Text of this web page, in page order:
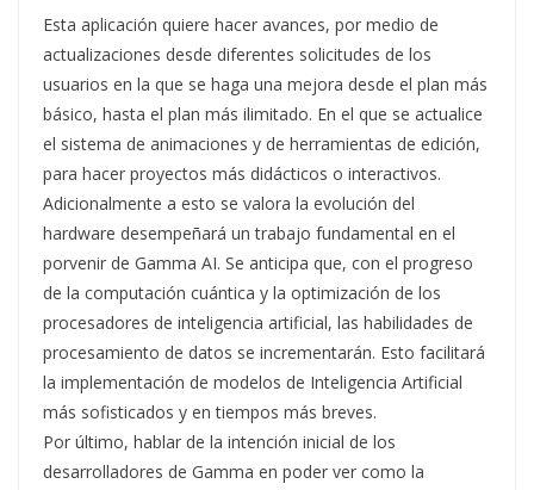
Esta aplicación quiere hacer avances, por medio de
actualizaciones desde diferentes solicitudes de los
usuarios en la que se haga una mejora desde el plan más
básico, hasta el plan más ilimitado. En el que se actualice
el sistema de animaciones y de herramientas de edición,
para hacer proyectos más didácticos o interactivos.
Adicionalmente a esto se valora la evolución del
hardware desempeñará un trabajo fundamental en el
porvenir de Gamma AI. Se anticipa que, con el progreso
de la computación cuántica y la optimización de los
procesadores de inteligencia artificial, las habilidades de
procesamiento de datos se incrementarán. Esto facilitará
la implementación de modelos de Inteligencia Artificial
más sofisticados y en tiempos más breves.
Por último, hablar de la intención inicial de los
desarrolladores de Gamma en poder ver como la